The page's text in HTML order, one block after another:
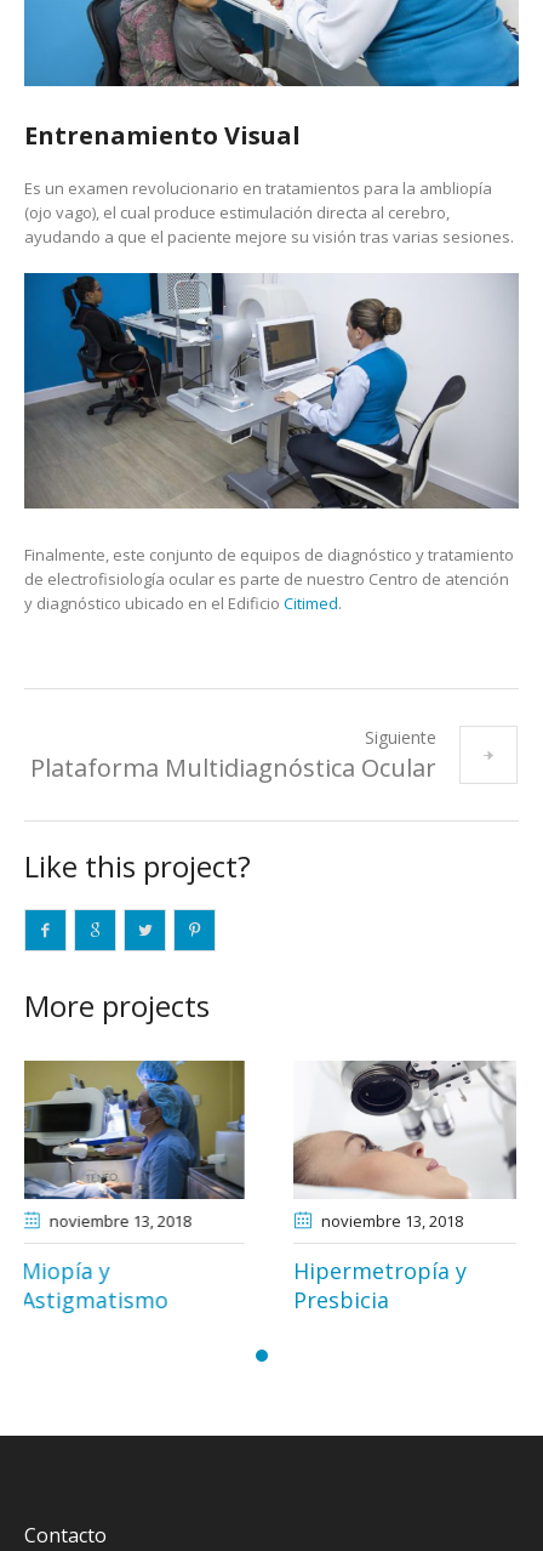
Entrenamiento Visual
Es un examen revolucionario en tratamientos para la ambliopía
(ojo vago), el cual produce estimulación directa al cerebro,
ayudando a que el paciente mejore su visión tras varias sesiones.
Finalmente, este conjunto de equipos de diagnóstico y tratamiento
de electrofisiología ocular es parte de nuestro Centro de atención
y diagnóstico ubicado en el Edificio Citimed.
Siguiente
Plataforma Multidiagnóstica Ocular
Like this project?
More projects
noviembre 13, 2018
Hipermetropía y
Presbicia
noviembre 15, 2018
Catarata
Contacto